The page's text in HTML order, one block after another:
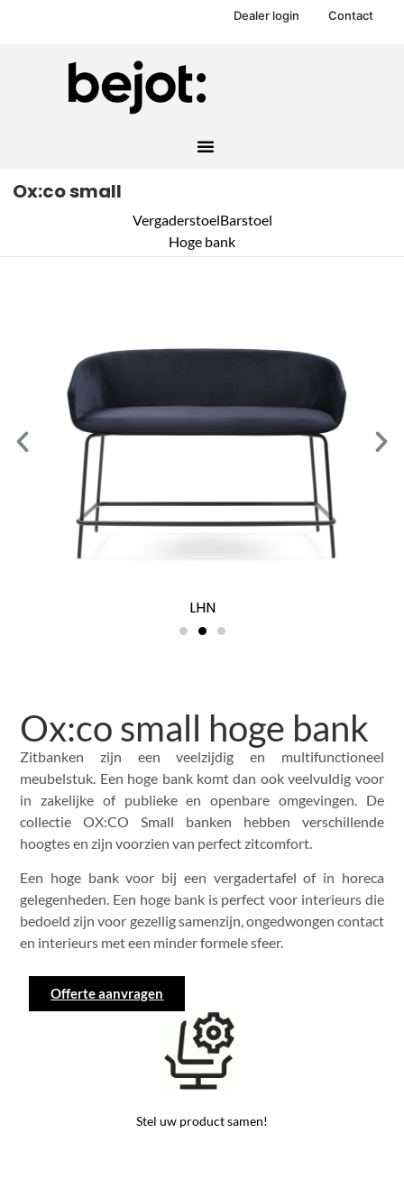
Dealer login Contact
Ox:co small
VergaderstoelBarstoel
Hoge bank
LHN
Ox:co small hoge bank
Zitbanken zijn een veelzijdig en multifunctioneel
meubelstuk. Een hoge bank komt dan ook veelvuldig voor
in zakelijke of publieke en openbare omgevingen. De
collectie OX:CO Small banken hebben verschillende
hoogtes en zijn voorzien van perfect zitcomfort.
Een hoge bank voor bij een vergadertafel of in horeca
gelegenheden. Een hoge bank is perfect voor interieurs die
bedoeld zijn voor gezellig samenzijn, ongedwongen contact
en interieurs met een minder formele sfeer.
Offerte aanvragen
Stel uw product samen!